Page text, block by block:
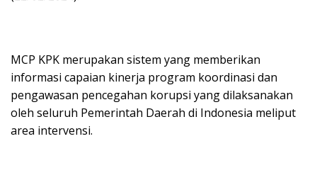
MCP KPK merupakan sistem yang memberikan
informasi capaian kinerja program koordinasi dan
pengawasan pencegahan korupsi yang dilaksanakan
oleh seluruh Pemerintah Daerah di Indonesia meliput
area intervensi.